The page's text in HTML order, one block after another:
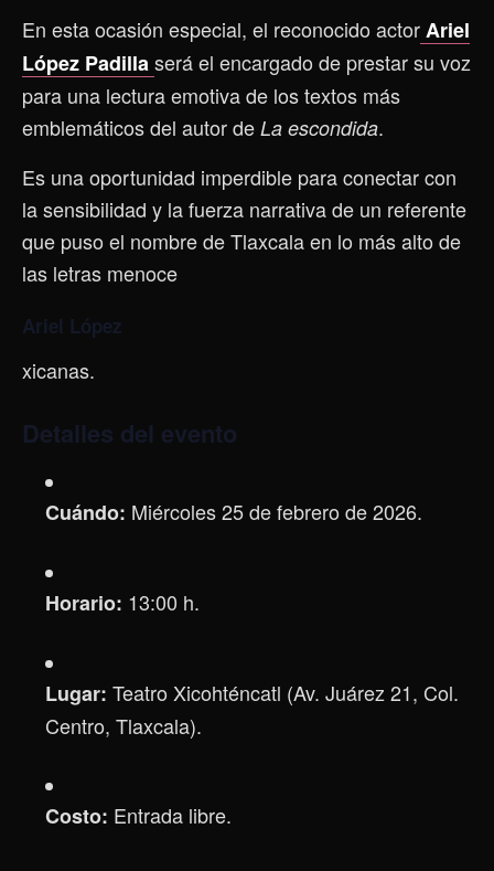
En esta ocasión especial, el reconocido actorAriel
López Padillaserá el encargado de prestar su voz
para una lectura emotiva de los textos más
emblemáticos del autor de La escondida.
Es una oportunidad imperdible para conectar con
la sensibilidad y la fuerza narrativa de un referente
que puso el nombre de Tlaxcala en lo más alto de
las letras menoce
Ariel López
xicanas.
Detalles del evento
Cuándo: Miércoles 25 de febrero de 2026.
Horario: 13:00 h.
Lugar: Teatro Xicohténcatl (Av. Juárez 21, Col.
Centro, Tlaxcala).
Costo: Entrada libre.